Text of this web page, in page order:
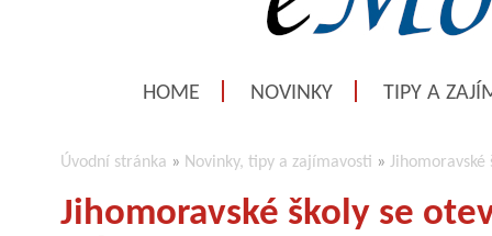
HOME NOVINKY TIPY A
Úvodní stránka » Novinky, tipy a zajímavosti » Jihomoravské
Jihomoravské školy se